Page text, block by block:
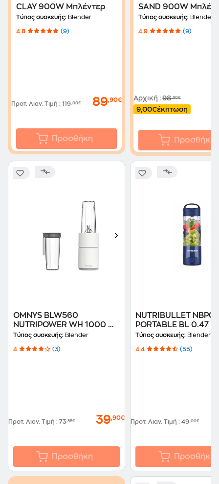
CLAY 900W Μπλέντερ
Τύπος συσκευής: Blender
4.8 (9)
Προτ. Λιαν. Τιμή : 119,00€ 89,90€
Προσθήκη
SAND 900W
Τύπος συσκευής: Blender
4.9 (9)
Αρχική : 98,90€
9,00€έκπτωση
Προσθήκη
OMNYS BLW560
NUTRIPOWER WH 1000 W
Λευκό Μπλέντερ
Τύπος συσκευής: Blender
4 (3)
Προτ. Λιαν. Τιμή : 73,85€ 39,90€
Προσθήκη
NUTRIBULLET
PORTABLE BL 0.47 L
Μπλέντερ
Τύπος συσκευής: Blender
4.4 (55)
Προτ. Λιαν. Τιμή : 49,00€
Προσθήκη